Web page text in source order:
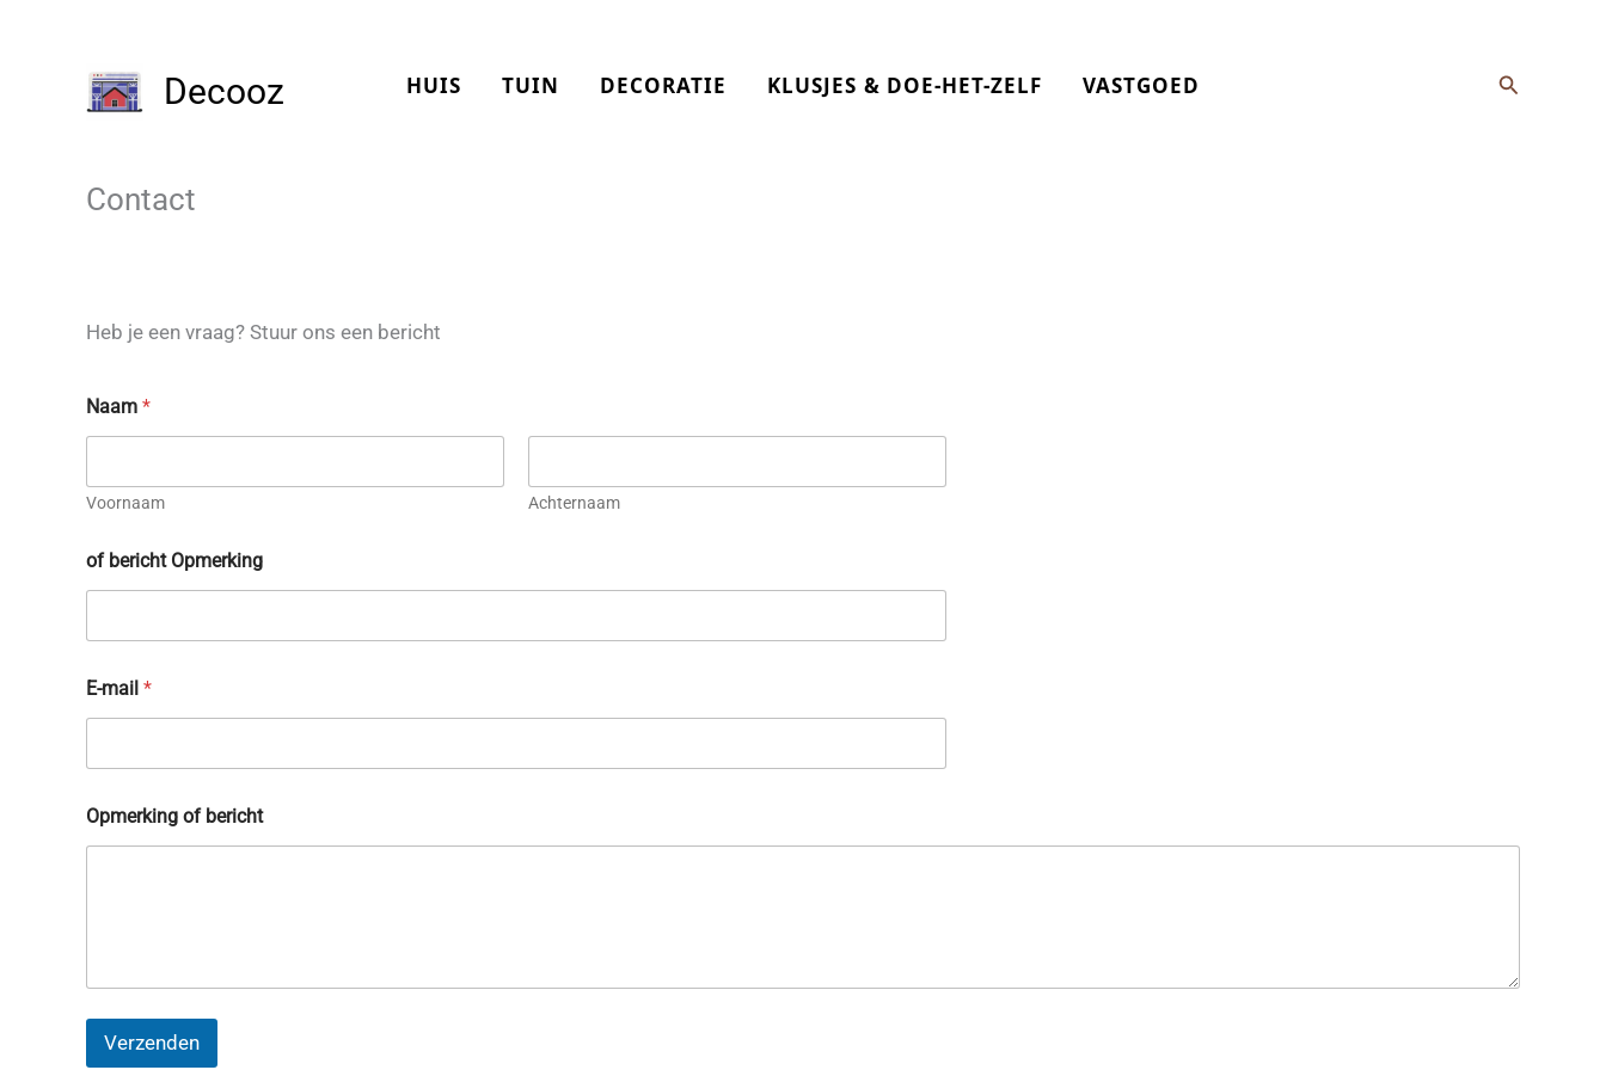
Decooz HUIS TUIN DECORATIE KLUSJES & DOE-HET-ZELF VASTGOED Zoeken
Contact
Heb je een vraag? Stuur ons een bericht
Naam *
Voornaam Achternaam
of bericht Opmerking
E-mail *
Opmerking of bericht
Verzenden